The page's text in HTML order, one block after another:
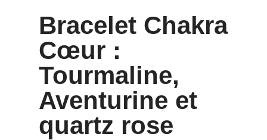
Bracelet Chakra
Cœur :
Tourmaline,
Aventurine et
quartz rose